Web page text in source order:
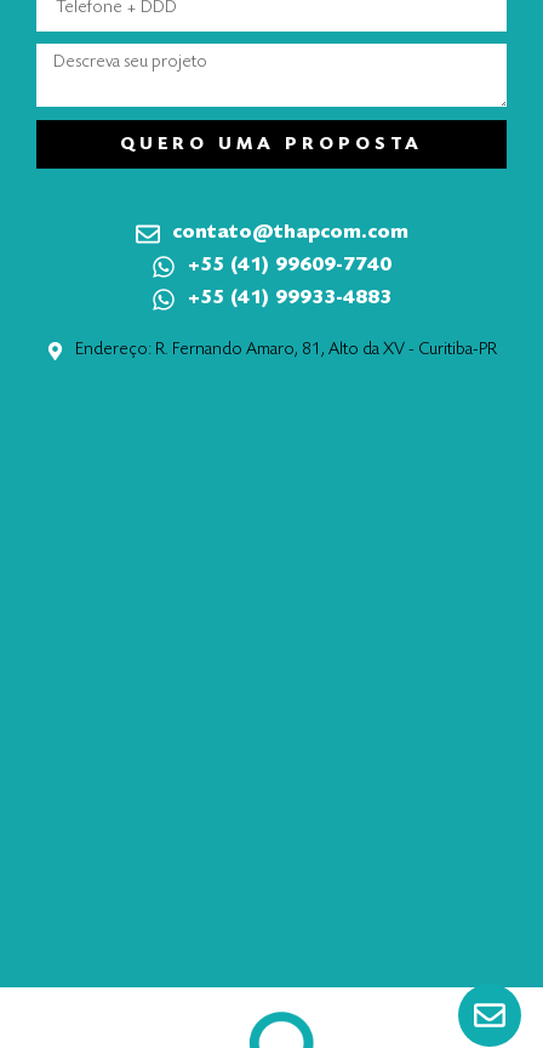
QUERO UMA PROPOSTA
contato@thapcom.com
+55 (41) 99609-7740
+55 (41) 99933-4883
Endereço: R. Fernando Amaro, 81, Alto da XV - Curitiba-PR